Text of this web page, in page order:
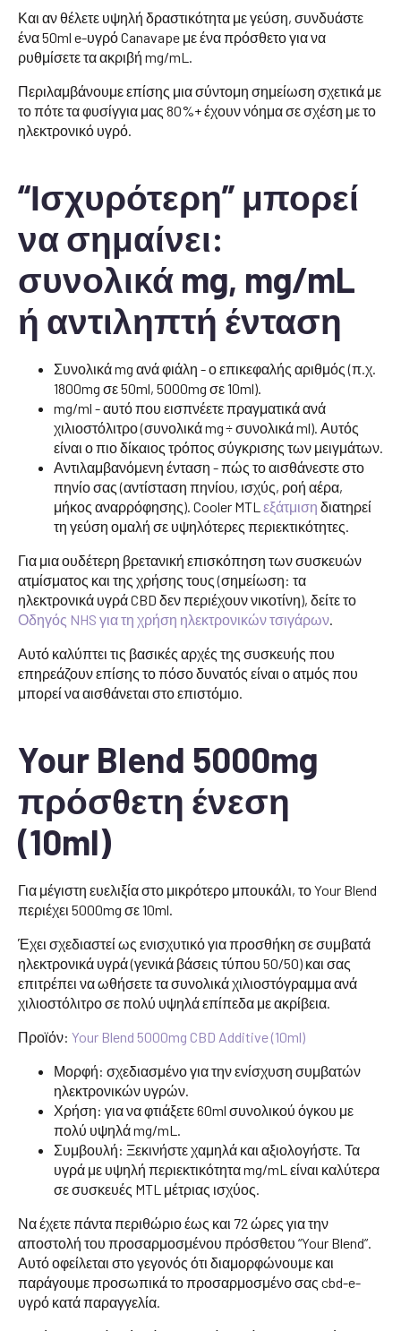
Και αν θέλετε υψηλή δραστικότητα με γεύση, συνδυάστε
ένα 50ml e-υγρό Canavape με ένα πρόσθετο για να
ρυθμίσετε τα ακριβή mg/mL.
Περιλαμβάνουμε επίσης μια σύντομη σημείωση σχετικά με
το πότε τα φυσίγγια μας 80%+ έχουν νόημα σε σχέση με το
ηλεκτρονικό υγρό.
“Ισχυρότερη” μπορεί
να σημαίνει:
συνολικά mg, mg/mL
ή αντιληπτή ένταση
Συνολικά mg ανά φιάλη - ο επικεφαλής αριθμός (π.χ.
1800mg σε 50ml, 5000mg σε 10ml).
mg/ml - αυτό που εισπνέετε πραγματικά ανά
χιλιοστόλιτρο (συνολικά mg ÷ συνολικά ml). Αυτός
είναι ο πιο δίκαιος τρόπος σύγκρισης των μειγμάτων.
Αντιλαμβανόμενη ένταση - πώς το αισθάνεστε στο
πηνίο σας (αντίσταση πηνίου, ισχύς, ροή αέρα,
μήκος αναρρόφησης). Cooler MTL εξάτμιση διατηρεί
τη γεύση ομαλή σε υψηλότερες περιεκτικότητες.
Για μια ουδέτερη βρετανική επισκόπηση των συσκευών
ατμίσματος και της χρήσης τους (σημείωση: τα
ηλεκτρονικά υγρά CBD δεν περιέχουν νικοτίνη), δείτε το
Οδηγός NHS για τη χρήση ηλεκτρονικών τσιγάρων.
Αυτό καλύπτει τις βασικές αρχές της συσκευής που
επηρεάζουν επίσης το πόσο δυνατός είναι ο ατμός που
μπορεί να αισθάνεται στο επιστόμιο.
Your Blend 5000mg
πρόσθετη ένεση
(10ml)
Για μέγιστη ευελιξία στο μικρότερο μπουκάλι, το Your Blend
περιέχει 5000mg σε 10ml.
Έχει σχεδιαστεί ως ενισχυτικό για προσθήκη σε συμβατά
ηλεκτρονικά υγρά (γενικά βάσεις τύπου 50/50) και σας
επιτρέπει να ωθήσετε τα συνολικά χιλιοστόγραμμα ανά
χιλιοστόλιτρο σε πολύ υψηλά επίπεδα με ακρίβεια.
Προϊόν: Your Blend 5000mg CBD Additive (10ml)
Μορφή: σχεδιασμένο για την ενίσχυση συμβατών
ηλεκτρονικών υγρών.
Χρήση: για να φτιάξετε 60ml συνολικού όγκου με
πολύ υψηλά mg/mL.
Συμβουλή: Ξεκινήστε χαμηλά και αξιολογήστε. Τα
υγρά με υψηλή περιεκτικότητα mg/mL είναι καλύτερα
σε συσκευές MTL μέτριας ισχύος.
Να έχετε πάντα περιθώριο έως και 72 ώρες για την
αποστολή του προσαρμοσμένου πρόσθετου “Your Blend”.
Αυτό οφείλεται στο γεγονός ότι διαμορφώνουμε και
παράγουμε προσωπικά το προσαρμοσμένο σας cbd-e-
υγρό κατά παραγγελία.